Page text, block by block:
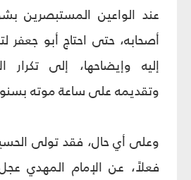
عند الواعين المستبصرين
أصحابه، حتى احتاج أبو جعفر
إليه وإيضاحها، إلى تكرار
وتقديمه على ساعة موته
وعلى أي حال، فقد تولى
فعلاً، عن الإمام المهدي